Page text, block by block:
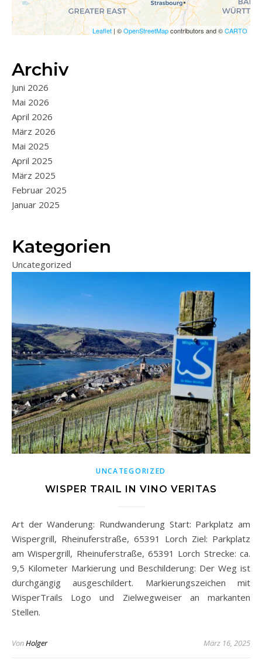
Leaflet| ©OpenStreetMapcontributors and ©CARTO
Archiv
Juni 2026
Mai 2026
April 2026
März 2026
Mai 2025
April 2025
März 2025
Februar 2025
Januar 2025
Kategorien
Uncategorized
UNCATEGORIZED
WISPER TRAIL IN VINO VERITAS
Art der Wanderung: Rundwanderung Start: Parkplatz am
Wispergrill, Rheinuferstraße, 65391 Lorch Ziel: Parkplatz
am Wispergrill, Rheinuferstraße, 65391 Lorch Strecke: ca.
9,5 Kilometer Markierung und Beschilderung: Der Weg ist
durchgängig ausgeschildert. Markierungszeichen mit
WisperTrails Logo und Zielwegweiser an markanten
Stellen.
VonHolger März 16, 2025